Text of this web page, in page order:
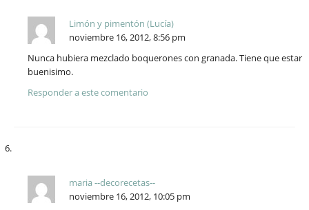
Limón y pimentón (Lucía)
noviembre 16, 2012, 8:56 pm
Nunca hubiera mezclado boquerones con granada. Tiene que estar
buenisimo.
Responder a este comentario
maria --decorecetas--
noviembre 16, 2012, 10:05 pm